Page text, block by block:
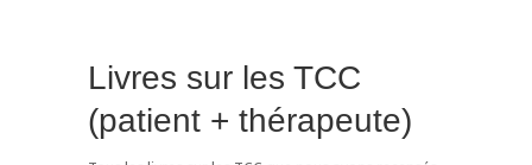
Livres sur les TCC
(patient + thérapeute)